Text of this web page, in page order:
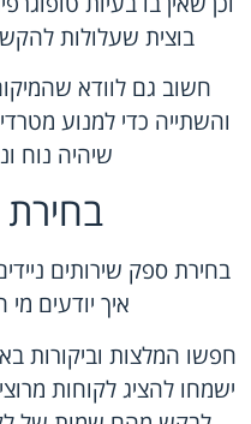
בוצית שעלולות
חשוב גם לוודא
והשתייה כדי למנוע
שיהיה נוח
בחירת ספק שירותים
איך יודעים
חפשו המלצות וביקורות
ישמחו להציג לקוחות